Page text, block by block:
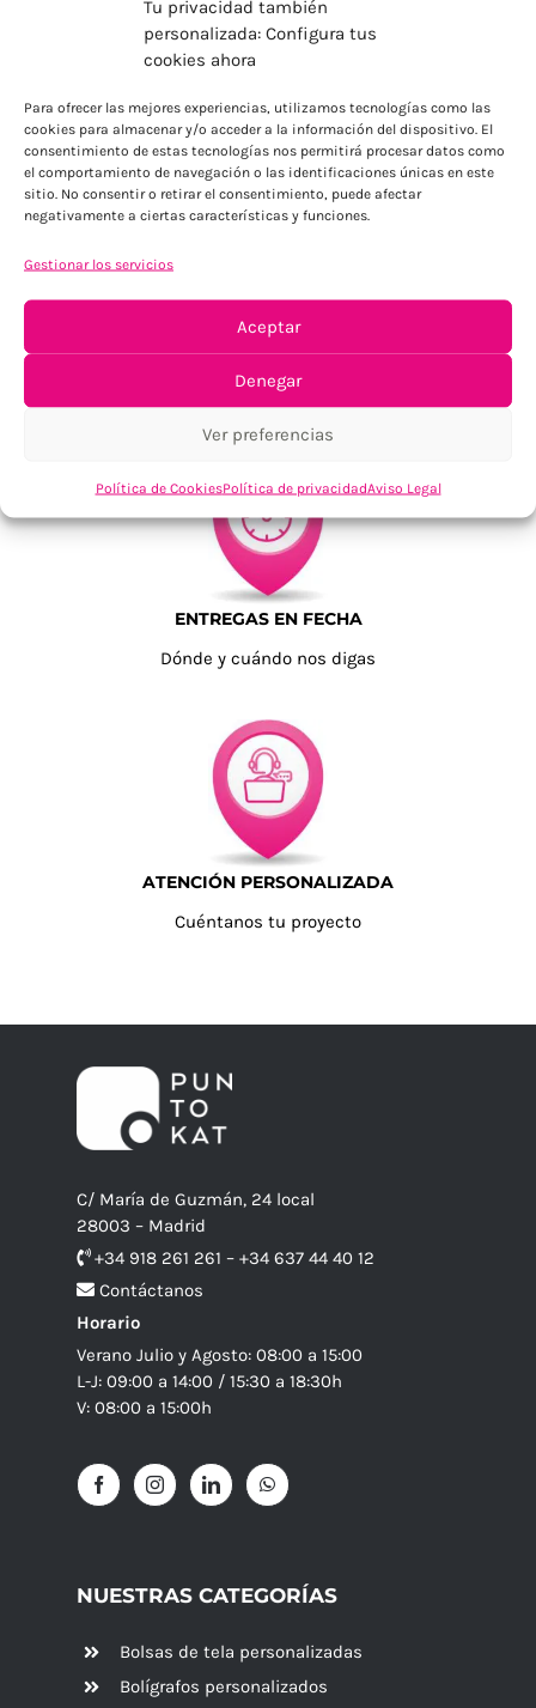
Tu privacidad también
personalizada: Configura tus
cookies ahora
Para ofrecer las mejores experiencias, utilizamos tecnologías como las
cookies para almacenar y/o acceder a la información del dispositivo. El
consentimiento de estas tecnologías nos permitirá procesar datos como
el comportamiento de navegación o las identificaciones únicas en este
sitio. No consentir o retirar el consentimiento, puede afectar
negativamente a ciertas características y funciones.
Gestionar los servicios
Aceptar
Denegar
Ver preferencias
Política de CookiesPolítica de privacidadAviso Legal
Para Península, resto consultar
TU SATISFACCIÓN = LA NUESTRA
Tu confianza, nuestro objetivo
ENTREGAS EN FECHA
Dónde y cuándo nos digas
ATENCIÓN PERSONALIZADA
Cuéntanos tu proyecto
C/ María de Guzmán, 24 local
28003 – Madrid
+34 918 261 261 – +34 637 44 40 12
Contáctanos
Horario
Verano Julio y Agosto: 08:00 a 15:00
L-J: 09:00 a 14:00 / 15:30 a 18:30h
V: 08:00 a 15:00h
NUESTRAS CATEGORÍAS
Bolsas de tela personalizadas
Bolígrafos personalizados